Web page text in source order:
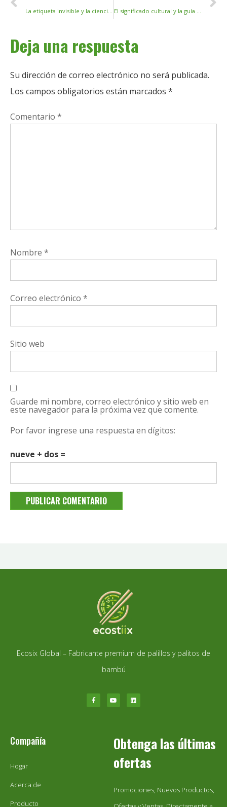
Deja una respuesta
Su dirección de correo electrónico no será publicada.
Los campos obligatorios están marcados *
Comentario *
Nombre *
Correo electrónico *
Sitio web
Guarde mi nombre, correo electrónico y sitio web en
este navegador para la próxima vez que comente.
Por favor ingrese una respuesta en dígitos:
nueve + dos =
Ecosix Global – Fabricante premium de palillos y palitos de
bambú
Compañía
Hogar
Acerca de
Producto
Obtenga las últimas
ofertas
Promociones, Nuevos Productos,